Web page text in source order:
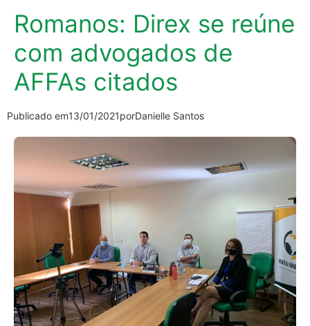
Romanos: Direx se reúne
com advogados de
AFFAs citados
Publicado em13/01/2021porDanielle Santos